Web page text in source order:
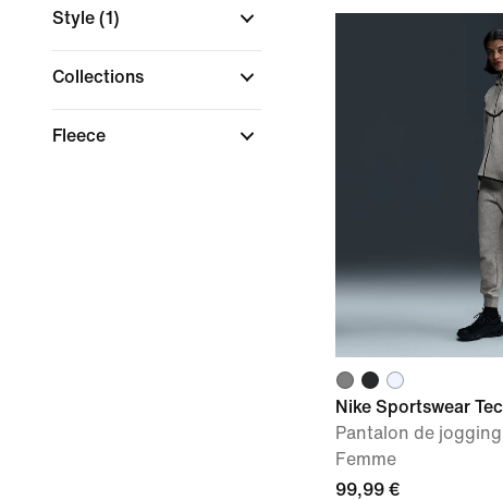
Style (1)
Collections
Fleece
Nike Sportswear
Pantalon de
Femme
99,99 €